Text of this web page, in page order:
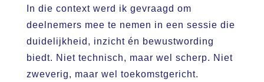
In die context werd ik gevraagd om
deelnemers mee te nemen in een sessie die
duidelijkheid, inzicht én bewustwording
biedt. Niet technisch, maar wel scherp. Niet
zweverig, maar wel toekomstgericht.